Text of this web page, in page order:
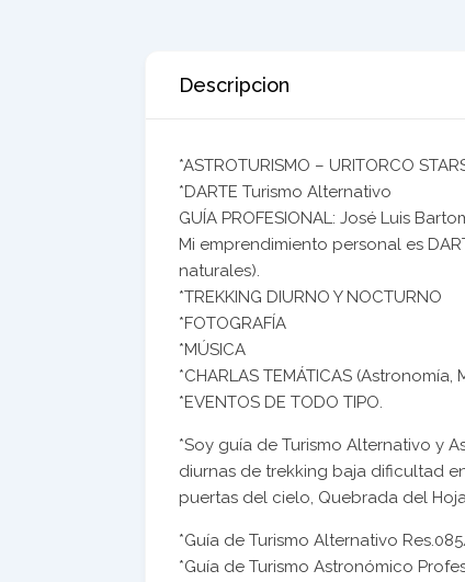
Descripcion
*ASTROTURISMO – URITORCO
*DARTE Turismo Alternativo
GUÍA PROFESIONAL: José Luis
Mi emprendimiento personal es
naturales).
*TREKKING DIURNO Y NOCTURNO
*FOTOGRAFÍA
*MÚSICA
*CHARLAS TEMÁTICAS
*EVENTOS DE TODO TIPO.
*Soy guía de Turismo Alternativo y
diurnas de trekking baja dificultad
puertas del cielo, Quebrada del
*Guía de Turismo Alternativo
*Guía de Turismo Astronómico